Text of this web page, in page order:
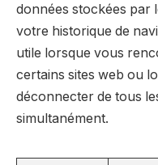
données stockées par
votre historique de
utile lorsque vous
certains sites web ou
déconnecter de tous
simultanément.